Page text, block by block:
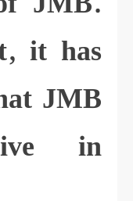
it has
JMB
in